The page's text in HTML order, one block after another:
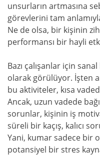
unsurların artmasına
görevlerini tam
Ne de olsa, bir kişinin
performansı bir hayli
Bazı çalışanlar için
olarak görülüyor. İşten
bu aktiviteler, kısa
Ancak, uzun vadede
sorunlar, kişinin iş
süreli bir kaçış, kalıcı
Yani, kumar sadece bir
potansiyel bir stres